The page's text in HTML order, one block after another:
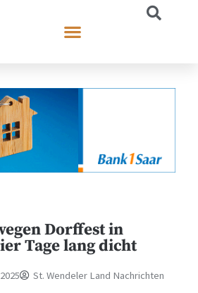
Dorffest in
Tage lang dicht
St. Wendeler Land Nachrichten